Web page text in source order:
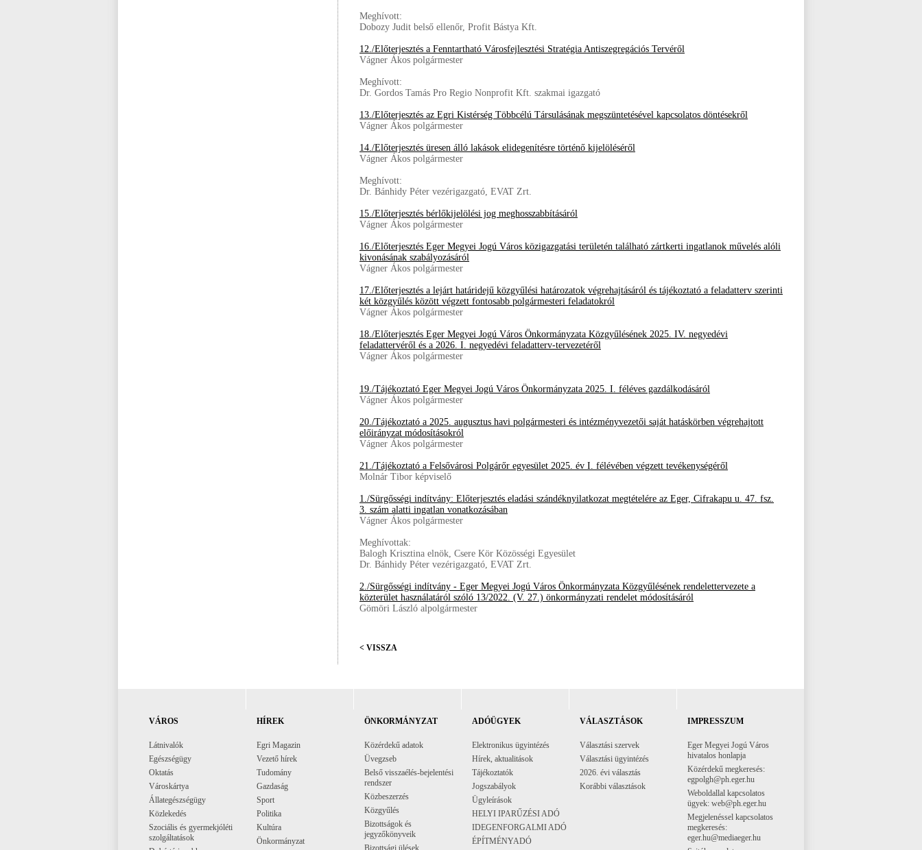
Meghívott:
Dobozy Judit belső ellenőr, Profit Bástya Kft.
12./Előterjesztés a Fenntartható Városfejlesztési Stratégia Antiszegregációs Tervéről
Vágner Ákos polgármester
Meghívott:
Dr. Gordos Tamás Pro Regio Nonprofit Kft. szakmai igazgató
13./Előterjesztés az Egri Kistérség Többcélú Társulásának megszüntetésével kapcsolatos döntésekről
Vágner Ákos polgármester
14./Előterjesztés üresen álló lakások elidegenítésre történő kijelöléséről
Vágner Ákos polgármester
Meghívott:
Dr. Bánhidy Péter vezérigazgató, EVAT Zrt.
15./Előterjesztés bérlőkijelölési jog meghosszabbításáról
Vágner Ákos polgármester
16./Előterjesztés Eger Megyei Jogú Város közigazgatási területén található zártkerti ingatlanok művelés alóli
kivonásának szabályozásáról
Vágner Ákos polgármester
17./Előterjesztés a lejárt határidejű közgyűlési határozatok végrehajtásáról és tájékoztató a feladatterv szerinti
két közgyűlés között végzett fontosabb polgármesteri feladatokról
Vágner Ákos polgármester
18./Előterjesztés Eger Megyei Jogú Város Önkormányzata Közgyűlésének 2025. IV. negyedévi
feladattervéről és a 2026. I. negyedévi feladatterv-tervezetéről
Vágner Ákos polgármester
19./Tájékoztató Eger Megyei Jogú Város Önkormányzata 2025. I. féléves gazdálkodásáról
Vágner Ákos polgármester
20./Tájékoztató a 2025. augusztus havi polgármesteri és intézményvezetői saját hatáskörben végrehajtott
előirányzat módosításokról
Vágner Ákos polgármester
21./Tájékoztató a Felsővárosi Polgárőr egyesület 2025. év I. félévében végzett tevékenységéről
Molnár Tibor képviselő
1./Sürgősségi indítvány: Előterjesztés eladási szándéknyilatkozat megtételére az Eger, Cifrakapu u. 47. fsz.
3. szám alatti ingatlan vonatkozásában
Vágner Ákos polgármester
Meghívottak:
Balogh Krisztina elnök, Csere Kör Közösségi Egyesület
Dr. Bánhidy Péter vezérigazgató, EVAT Zrt.
2./Sürgősségi indítvány - Eger Megyei Jogú Város Önkormányzata Közgyűlésének rendelettervezete a
közterület használatáról szóló 13/2022. (V. 27.) önkormányzati rendelet módosításáról
Gömöri László alpolgármester
< VISSZA
VÁROS
Látnivalók
Egészségügy
Oktatás
Városkártya
Állategészségügy
Közlekedés
Szociális és gyermekjóléti
szolgáltatások
HÍREK
Egri Magazin
Vezető hírek
Tudomány
Gazdaság
Sport
Politika
Kultúra
Önkormányzat
ÖNKORMÁNYZAT
Közérdekű adatok
Üvegzseb
Belső visszaélés-bejelentési
rendszer
Közbeszerzés
Közgyűlés
Bizottságok és
jegyzőkönyveik
Bizottsági ülések
ADÓÜGYEK
Elektronikus ügyintézés
Hírek, aktualitások
Tájékoztatók
Jogszabályok
Ügyleírások
HELYI IPARŰZÉSI ADÓ
IDEGENFORGALMI ADÓ
ÉPÍTMÉNYADÓ
VÁLASZTÁSOK
Választási szervek
Választási ügyintézés
2026. évi választás
Korábbi választások
IMPRESSZUM
Eger Megyei Jogú Város
hivatalos honlapja
Közérdekű megkeresés:
egpolgh@ph.eger.hu
Weboldallal kapcsolatos
ügyek: web@ph.eger.hu
Megjelenéssel kapcsolatos
megkeresés:
eger.hu@mediaeger.hu